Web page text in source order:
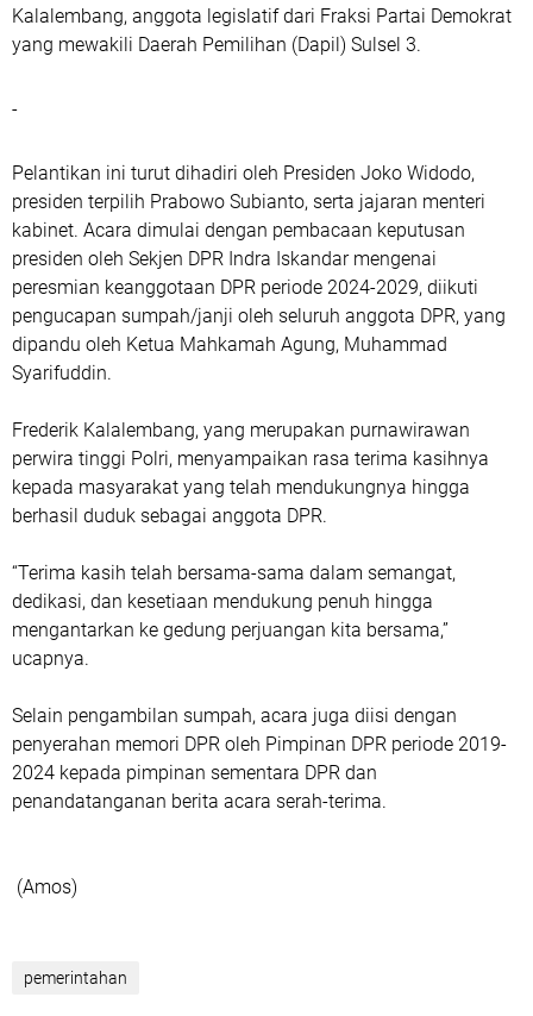
Kalalembang, anggota legislatif dari Fraksi Partai Demokrat
yang mewakili Daerah Pemilihan (Dapil) Sulsel 3.
-
Pelantikan ini turut dihadiri oleh Presiden Joko Widodo,
presiden terpilih Prabowo Subianto, serta jajaran menteri
kabinet. Acara dimulai dengan pembacaan keputusan
presiden oleh Sekjen DPR Indra Iskandar mengenai
peresmian keanggotaan DPR periode 2024-2029, diikuti
pengucapan sumpah/janji oleh seluruh anggota DPR, yang
dipandu oleh Ketua Mahkamah Agung, Muhammad
Syarifuddin.
Frederik Kalalembang, yang merupakan purnawirawan
perwira tinggi Polri, menyampaikan rasa terima kasihnya
kepada masyarakat yang telah mendukungnya hingga
berhasil duduk sebagai anggota DPR.
“Terima kasih telah bersama-sama dalam semangat,
dedikasi, dan kesetiaan mendukung penuh hingga
mengantarkan ke gedung perjuangan kita bersama,”
ucapnya.
Selain pengambilan sumpah, acara juga diisi dengan
penyerahan memori DPR oleh Pimpinan DPR periode 2019-
2024 kepada pimpinan sementara DPR dan
penandatanganan berita acara serah-terima.
(Amos)
pemerintahan